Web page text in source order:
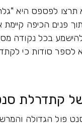
תרצו לפספס היא
בתוך פנים הכיפה
בכל נקודה
לספר סודות כי
קתדרלת
פול הגדולה